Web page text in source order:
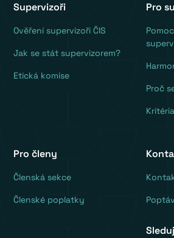
Supervizoři
Ověření supervizoři ČIS
Jak se stát supervizorem?
Etická komise
Pro
Proč
Pro členy
‍Členská sekce
Členské poplatky